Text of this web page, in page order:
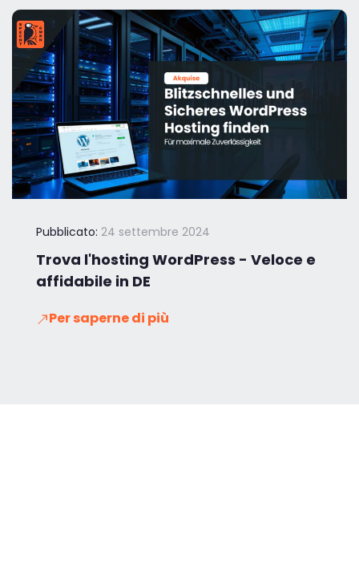
Pubblicato: 24 settembre 2024
Trova l'hosting WordPress - Veloce e
affidabile in DE
Per saperne di più